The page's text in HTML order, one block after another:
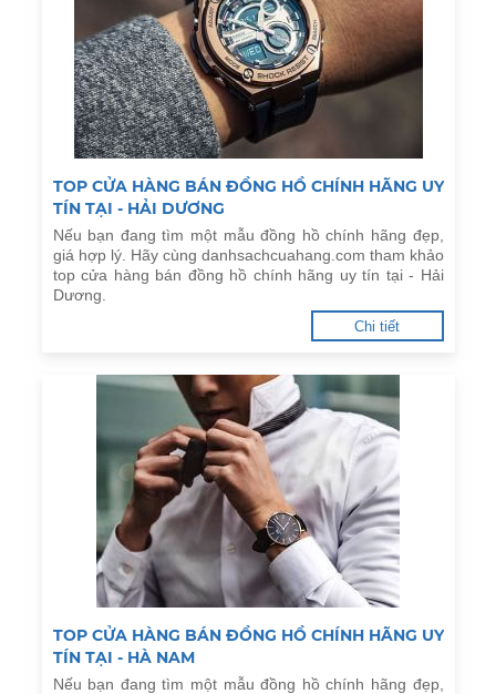
TOP CỬA HÀNG BÁN ĐỒNG HỒ CHÍNH HÃNG UY
TÍN TẠI - HẢI DƯƠNG
Nếu bạn đang tìm một mẫu đồng hồ chính hãng đẹp,
giá hợp lý. Hãy cùng danhsachcuahang.com tham khảo
top cửa hàng bán đồng hồ chính hãng uy tín tại - Hải
Dương.
Chi tiết
TOP CỬA HÀNG BÁN ĐỒNG HỒ CHÍNH HÃNG UY
TÍN TẠI - HÀ NAM
Nếu bạn đang tìm một mẫu đồng hồ chính hãng đẹp,